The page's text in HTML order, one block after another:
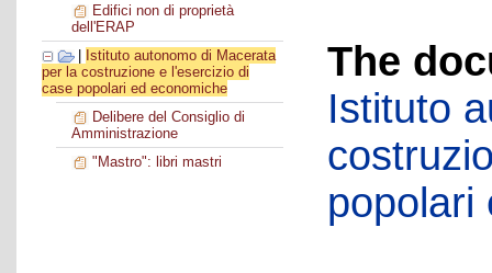
Edifici non di proprietà
dell'ERAP
Istituto autonomo di Macerata
per la costruzione e l'esercizio di
case popolari ed economiche
Delibere del Consiglio di
Amministrazione
"Mastro": libri mastri
The
Istituto
popolari